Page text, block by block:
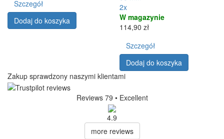
Szczegół
Dodaj do koszyka
2x
W magazynie
114,90 zł
Szczegół
Dodaj do koszyka
Zakup sprawdzony naszymi klientami
Reviews 79 • Excellent
4.9
more reviews